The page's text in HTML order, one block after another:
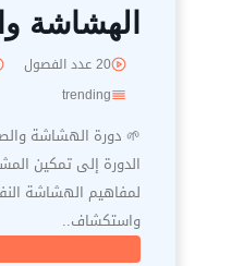
الهشاشة
20 عدد الفصول
trending
🌱 دورة الهشاشة
الدورة إلى تمكين
لمفاهيم الهشاشة
واستكشاف..